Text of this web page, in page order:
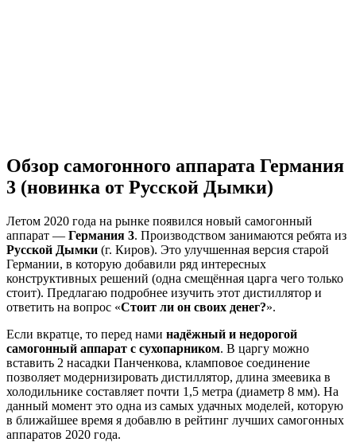
Обзор самогонного аппарата Германия
3 (новинка от Русской Дымки)
Летом 2020 года на рынке появился новый самогонный
аппарат — Германия 3. Производством занимаются ребята из
Русской Дымки (г. Киров). Это улучшенная версия старой
Германии, в которую добавили ряд интересных
конструктивных решений (одна смещённая царга чего только
стоит). Предлагаю подробнее изучить этот дистиллятор и
ответить на вопрос «Стоит ли он своих денег?».
Если вкратце, то перед нами надёжный и недорогой
самогонный аппарат с сухопарником. В царгу можно
вставить 2 насадки Панченкова, кламповое соединение
позволяет модернизировать дистиллятор, длина змеевика в
холодильнике составляет почти 1,5 метра (диаметр 8 мм). На
данный момент это одна из самых удачных моделей, которую
в ближайшее время я добавлю в рейтинг лучших самогонных
аппаратов 2020 года.